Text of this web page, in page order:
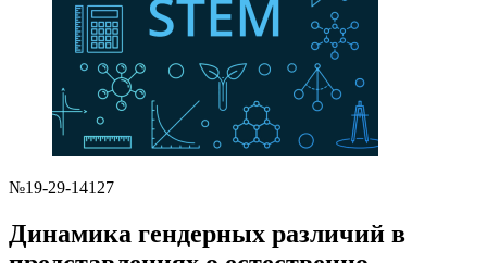
№19-29-14127
Динамика гендерных различий в